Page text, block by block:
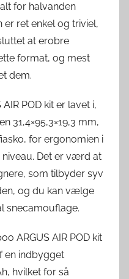
for halvanden
er ret enkel og triviel,
at erobre
format, og mest
dem.
POD kit er lavet i,
31,4×95,3×19,3 mm,
for ergonomien i
Det er værd at
som tilbyder syv
og du kan vælge
snecamouflage.
ARGUS AIR POD kit
en indbygget
hvilket for så